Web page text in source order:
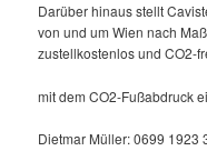
Darüber hinaus stellt
von und um Wien nach
zustellkostenlos und CO2-
mit dem CO2-Fußabdruck
Dietmar Müller: 0699 1923